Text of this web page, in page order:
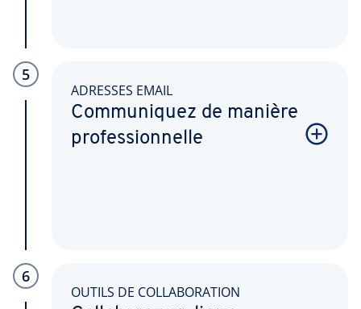
5
ADRESSES EMAIL
Communiquez de manière
professionnelle
6
OUTILS DE COLLABORATION